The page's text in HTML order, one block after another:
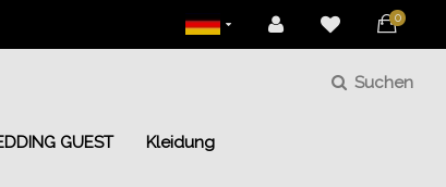
0
Suchen
GUEST Kleidung